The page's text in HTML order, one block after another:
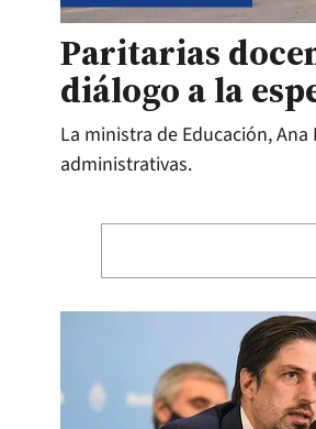
Paritarias
diálogo a la
La ministra de Educación,
administrativas.